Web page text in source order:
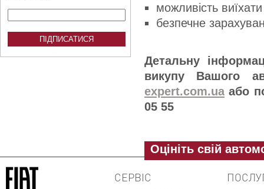
можливість
безпечне
Детальну
викупу Вашого
expert.com.ua або
05 55
Оцініть свій
СЕРВІС